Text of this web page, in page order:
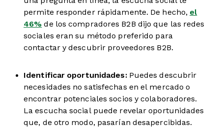
permite responder rápidamente. De hecho, el
46% de los compradores B2B dijo que las redes
sociales eran su método preferido para
contactar y descubrir proveedores B2B.
Identificar oportunidades: Puedes descubrir
necesidades no satisfechas en el mercado o
encontrar potenciales socios y colaboradores.
La escucha social puede revelar oportunidades
que, de otro modo, pasarían desapercibidas.